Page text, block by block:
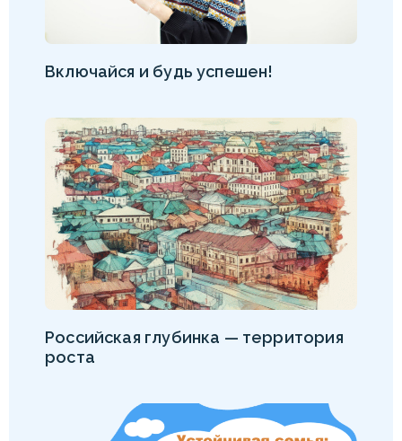
Включайся и будь успешен!
Российская глубинка — территория
роста